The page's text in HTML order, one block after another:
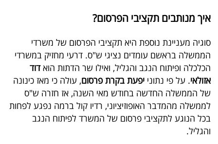
מייל
אדום
פרסמו
באייס
עקבו
אחרינו:
איך מנותבים תקציבי הפרסום?
סוגיה מעניינת נוספת היא תקציבי הפרסום של משרדי
הממשלה בראשם עומדים נציגי ש"ס. דרעי מחזיק במשרדי
הכלכלה ופיתוח הנגב והגליל, ואילו שר הדתות הואדוד
אזולאי. על פי נתוני יפעת בקרת פרסום, עולה כי מאז כינונה
של הממשלה החדשה בחודש מאי השנה, אז חזרה ש"ס
לממשלה מהמדבר האופוזיציוני, רדיו קול ברמה נפגע לפחות
בכל הנוגע לתקציבי פרסום של המשרד לפיתוח הנגב
והגליל.